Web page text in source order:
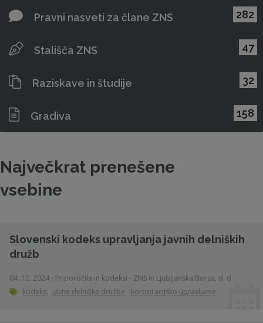
Pravni nasveti za člane ZNS 282
Stališča ZNS 47
Raziskave in študije 32
Gradiva 158
Največkrat prenešene
vsebine
Slovenski kodeks upravljanja javnih delniških
družb
04. 12. 2024 - Priporočila in kodeksi - ZNS in Ljubljanska Borza, d. d
kodeks, javne delniške družbe, korporacijsko upravljanje